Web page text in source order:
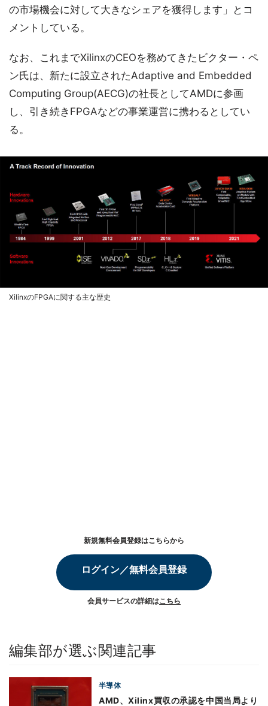
の市場機会に対して大きなシェアを獲得します」とコ
メントしている。
なお、これまでXilinxのCEOを務めてきたビクター・ペ
ン氏は、新たに設立されたAdaptive and Embedded
Computing Group(AECG)の社長としてAMDに参画
し、引き続きFPGAなどの事業運営に携わるとしてい
る。
XilinxのFPGAに関する主な歴史
新規無料会員登録はこちらから
ログイン／無料会員登録
会員サービスの詳細はこちら
編集部が選ぶ関連記事
半導体
AMD、Xilinx買収の承認を中国当局より